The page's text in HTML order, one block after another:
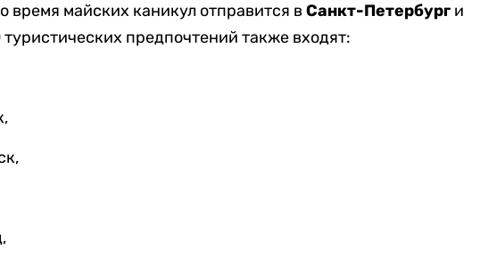
время майских каникул отправится вСанкт-Петербург и
туристических предпочтений также входят: